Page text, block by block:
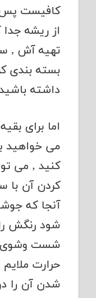
کافیست پس
از ریشه
تهیه آش ,
داشته
اما برای
می خواهید
کنید , می
کردن آن با
آنجا که
شود رنگش
شست وشوی
حرارت
شدن آن را